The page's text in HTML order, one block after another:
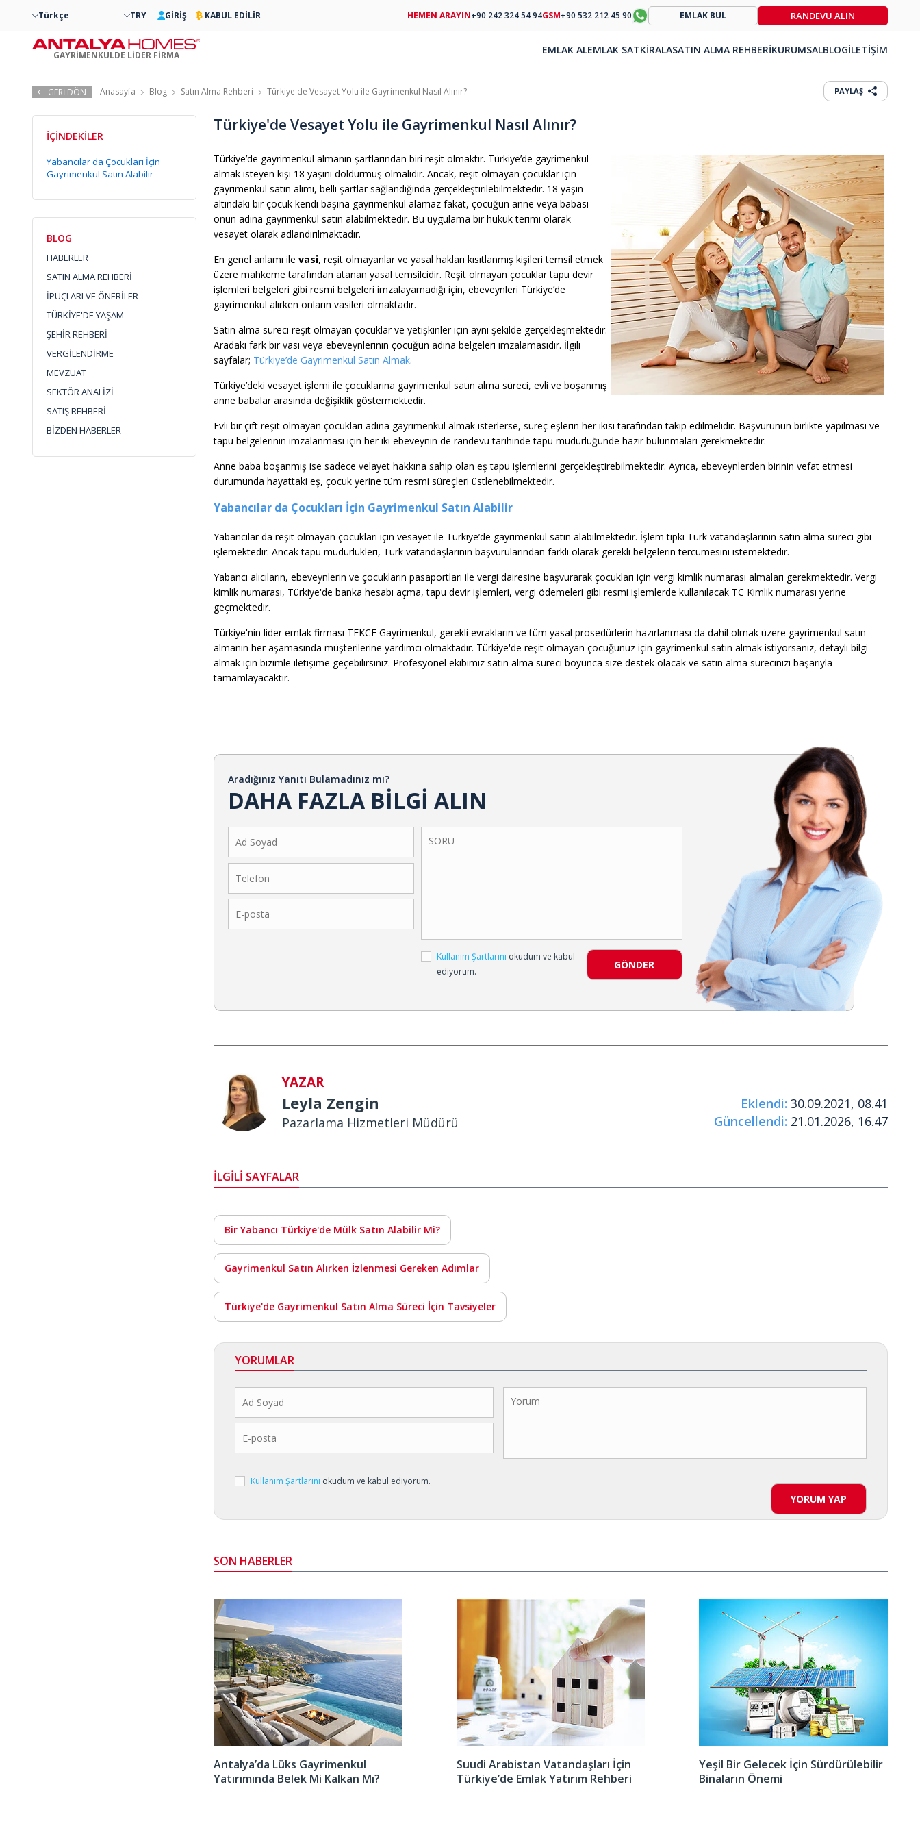
GERİ DÖN Anasayfa Blog Satın Alma Rehberi Türkiye'de Vesayet Yolu ile Gayrimenkul Nasıl Alınır? PAYLAŞ
İÇİNDEKİLER
Yabancılar da Çocukları İçin
Gayrimenkul Satın Alabilir
BLOG
HABERLER
SATIN ALMA REHBERİ
İPUÇLARI VE ÖNERİLER
TÜRKİYE'DE YAŞAM
ŞEHİR REHBERİ
VERGİLENDİRME
MEVZUAT
SEKTÖR ANALİZİ
SATIŞ REHBERİ
BİZDEN HABERLER
Türkiye'de Vesayet Yolu ile Gayrimenkul Nasıl Alınır?
Türkiye’de gayrimenkul almanın şartlarından biri reşit olmaktır. Türkiye’de gayrimenkul
almak isteyen kişi 18 yaşını doldurmuş olmalıdır. Ancak, reşit olmayan çocuklar için
gayrimenkul satın alımı, belli şartlar sağlandığında gerçekleştirilebilmektedir. 18 yaşın
altındaki bir çocuk kendi başına gayrimenkul alamaz fakat, çocuğun anne veya babası
onun adına gayrimenkul satın alabilmektedir. Bu uygulama bir hukuk terimi olarak
vesayet olarak adlandırılmaktadır.
En genel anlamı ile vasi, reşit olmayanlar ve yasal hakları kısıtlanmış kişileri temsil etmek
üzere mahkeme tarafından atanan yasal temsilcidir. Reşit olmayan çocuklar tapu devir
işlemleri belgeleri gibi resmi belgeleri imzalayamadığı için, ebeveynleri Türkiye’de
gayrimenkul alırken onların vasileri olmaktadır.
Satın alma süreci reşit olmayan çocuklar ve yetişkinler için aynı şekilde gerçekleşmektedir.
Aradaki fark bir vasi veya ebeveynlerinin çocuğun adına belgeleri imzalamasıdır. İlgili
sayfalar; Türkiye’de Gayrimenkul Satın Almak.
Türkiye’deki vesayet işlemi ile çocuklarına gayrimenkul satın alma süreci, evli ve boşanmış
anne babalar arasında değişiklik göstermektedir.
Evli bir çift reşit olmayan çocukları adına gayrimenkul almak isterlerse, süreç eşlerin her ikisi tarafından takip edilmelidir. Başvurunun birlikte yapılması ve
tapu belgelerinin imzalanması için her iki ebeveynin de randevu tarihinde tapu müdürlüğünde hazır bulunmaları gerekmektedir.
Anne baba boşanmış ise sadece velayet hakkına sahip olan eş tapu işlemlerini gerçekleştirebilmektedir. Ayrıca, ebeveynlerden birinin vefat etmesi
durumunda hayattaki eş, çocuk yerine tüm resmi süreçleri üstlenebilmektedir.
Yabancılar da Çocukları İçin Gayrimenkul Satın Alabilir
Yabancılar da reşit olmayan çocukları için vesayet ile Türkiye’de gayrimenkul satın alabilmektedir. İşlem tıpkı Türk vatandaşlarının satın alma süreci gibi
işlemektedir. Ancak tapu müdürlükleri, Türk vatandaşlarının başvurularından farklı olarak gerekli belgelerin tercümesini istemektedir.
Yabancı alıcıların, ebeveynlerin ve çocukların pasaportları ile vergi dairesine başvurarak çocukları için vergi kimlik numarası almaları gerekmektedir. Vergi
kimlik numarası, Türkiye'de banka hesabı açma, tapu devir işlemleri, vergi ödemeleri gibi resmi işlemlerde kullanılacak TC Kimlik numarası yerine
geçmektedir.
Türkiye'nin lider emlak firması TEKCE Gayrimenkul, gerekli evrakların ve tüm yasal prosedürlerin hazırlanması da dahil olmak üzere gayrimenkul satın
almanın her aşamasında müşterilerine yardımcı olmaktadır. Türkiye'de reşit olmayan çocuğunuz için gayrimenkul satın almak istiyorsanız, detaylı bilgi
almak için bizimle iletişime geçebilirsiniz. Profesyonel ekibimiz satın alma süreci boyunca size destek olacak ve satın alma sürecinizi başarıyla
tamamlayacaktır.
Aradığınız Yanıtı Bulamadınız mı?
DAHA FAZLA BİLGİ ALIN
Kullanım Şartlarını okudum ve kabul
ediyorum.
GÖNDER
YAZAR
Leyla Zengin
Pazarlama Hizmetleri Müdürü
Eklendi: 30.09.2021, 08.41
Güncellendi: 21.01.2026, 16.47
İLGİLİ SAYFALAR
Bir Yabancı Türkiye'de Mülk Satın Alabilir Mi?
Gayrimenkul Satın Alırken İzlenmesi Gereken Adımlar
Türkiye'de Gayrimenkul Satın Alma Süreci İçin Tavsiyeler
YORUMLAR
Kullanım Şartlarını okudum ve kabul ediyorum.
YORUM YAP
SON HABERLER
Antalya’da Lüks Gayrimenkul
Yatırımında Belek Mi Kalkan Mı?
Suudi Arabistan Vatandaşları İçin
Türkiye’de Emlak Yatırım Rehberi
Yeşil Bir Gelecek İçin Sürdürülebilir Binaların Önemi
Yeşil Bir Gelecek İçin Sürdürülebilir
Binaların Önemi
Türkçe TRY GİRİŞ KABUL EDİLİR
GAYRİMENKULDE LİDER FİRMA
HEMEN ARAYIN+90 242 324 54 94GSM+90 532 212 45 90 EMLAK BUL RANDEVU ALIN
EMLAK ALEMLAK SATKİRALASATIN ALMA REHBERİKURUMSALBLOGİLETİŞİM